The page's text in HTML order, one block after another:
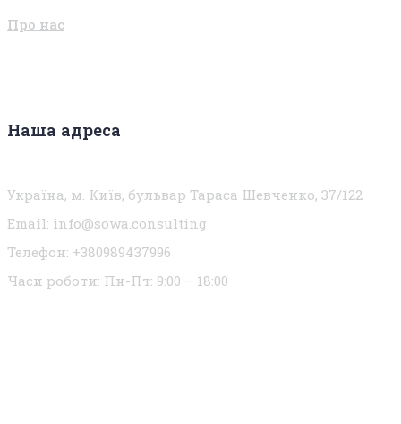
Про нас
Наша адреса
Україна, м. Київ, бульвар Тараса Шевченко, 37/122
Email: info@sowa.consulting
Телефон: +380989437996
Часи роботи: Пн-Пт: 9:00 – 18:00